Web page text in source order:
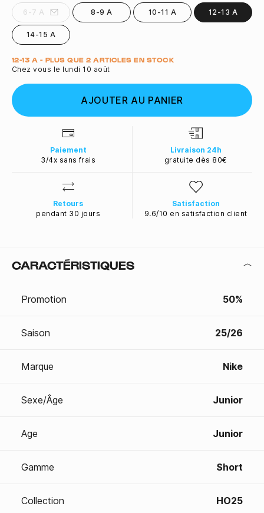
6-7 A 8-9 A 10-11 A 12-13 A
14-15 A
Quantité
12-13 A - PLUS QUE 2 ARTICLES EN STOCK
Chez vous le lundi 10 août
AJOUTER AU PANIER
Paiement
3/4x sans frais
Livraison 24h
gratuite dès 80€
Retours
pendant 30 jours
Satisfaction
9.6/10 en satisfaction client
CARACTÉRISTIQUES
Promotion 50%
Saison 25/26
Marque Nike
Sexe/Âge Junior
Age Junior
Gamme Short
Collection HO25